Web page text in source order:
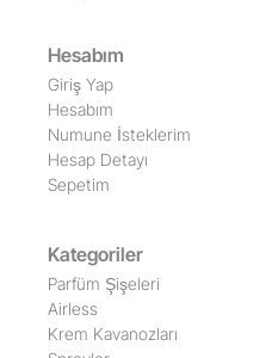
Hesabım
Giriş Yap
Hesabım
Numune İsteklerim
Hesap Detayı
Sepetim
Kategoriler
Parfüm Şişeleri
Airless
Krem Kavanozları